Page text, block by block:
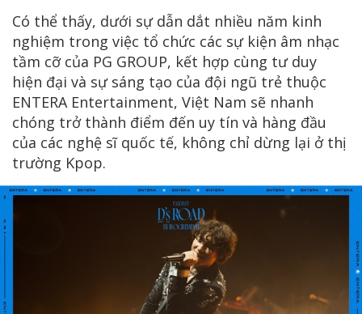
Có thể thấy, dưới sự dẫn dắt nhiều năm kinh
nghiệm trong việc tổ chức các sự kiện âm nhạc
tầm cỡ của PG GROUP, kết hợp cùng tư duy
hiện đại và sự sáng tạo của đội ngũ trẻ thuộc
ENTERA Entertainment, Việt Nam sẽ nhanh
chóng trở thành điểm đến uy tín và hàng đầu
của các nghệ sĩ quốc tế, không chỉ dừng lại ở thị
trường Kpop.